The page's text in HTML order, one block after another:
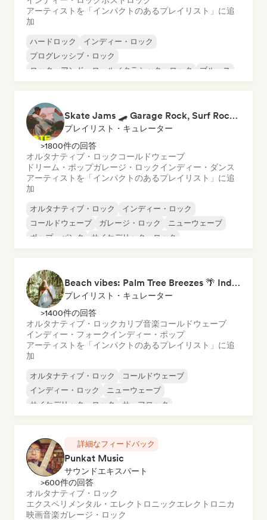
アーティストを「インパクトのあるプレイリスト」に追
加
ハードロック
インディー・ロック
プログレッシブ・ロック
ロック・アンド・ロール／クラシック・ロック
ブルース
Skate Jams 🛹 Garage Rock, Surf Rock & Neo-Psych
プレイリスト・キュレーター
>1800件の回答
オルタナティブ・ロック コールドウェーブ
ドリーム・ポップガレージ・ロックインディー・ダンス
アーティストを「インパクトのあるプレイリスト」に追
加
オルタナティブ・ロック
インディー・ロック
コールドウェーブ
ガレージ・ロック
ニューウェーブ
ポップ・パンク
サイケデリック・ロック
Beach vibes: Palm Tree Breezes 🌴 Indie Folk, Acoustic & Singer-Songwriter
プレイリスト・キュレーター
>1400件の回答
オルタナティブ・ロック カリブ音楽コールドウェーブ
インディー・フォークインディー・ポップ
アーティストを「インパクトのあるプレイリスト」に追
加
オルタナティブ・ロック
コールドウェーブ
インディー・ロック
ニューウェーブ
サイケデリック・ロック
サーフロック
詳細なフィードバック
Punkat Music
サウンドエキスパート
>600件の回答
オルタナティブ・ロック
エクスペリメンタル・エレクトロニックエレクトロニカ
映画音楽ガレージ・ロック